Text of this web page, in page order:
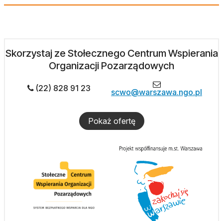
Skorzystaj ze Stołecznego Centrum Wspierania
Organizacji Pozarządowych
(22) 828 91 23 scwo@warszawa.ngo.pl
Pokaż ofertę